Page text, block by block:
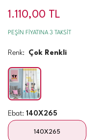
1.110,00 TL
PEŞİN FİYATINA 3 TAKSİT
Renk: Çok Renkli
Ebat: 140X265
140X265